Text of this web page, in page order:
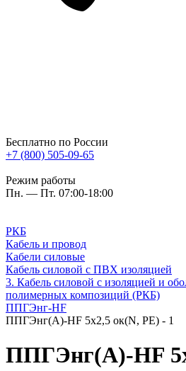
Бесплатно по России
+7 (800) 505-09-65
Режим работы
Пн. — Пт. 07:00-18:00
РКБ
Кабель и провод
Кабели силовые
Кабель силовой с ПВХ изоляцией
3. Кабель силовой с изоляцией и
полимерных композиций (РКБ)
ППГЭнг-HF
ППГЭнг(A)-HF 5х2,5 ок(N, PE) - 1
ППГЭнг(A)-HF